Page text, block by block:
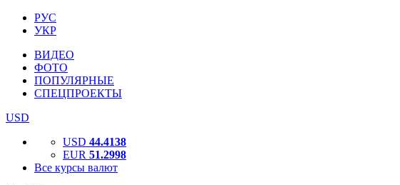
РУС
УКР
ВИДЕО
ФОТО
ПОПУЛЯРНЫЕ
СПЕЦПРОЕКТЫ
USD
USD 44.4138
EUR 51.2998
Все курсы валют